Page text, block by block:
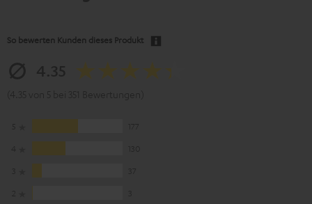
So bewerten Kunden dieses Produkt